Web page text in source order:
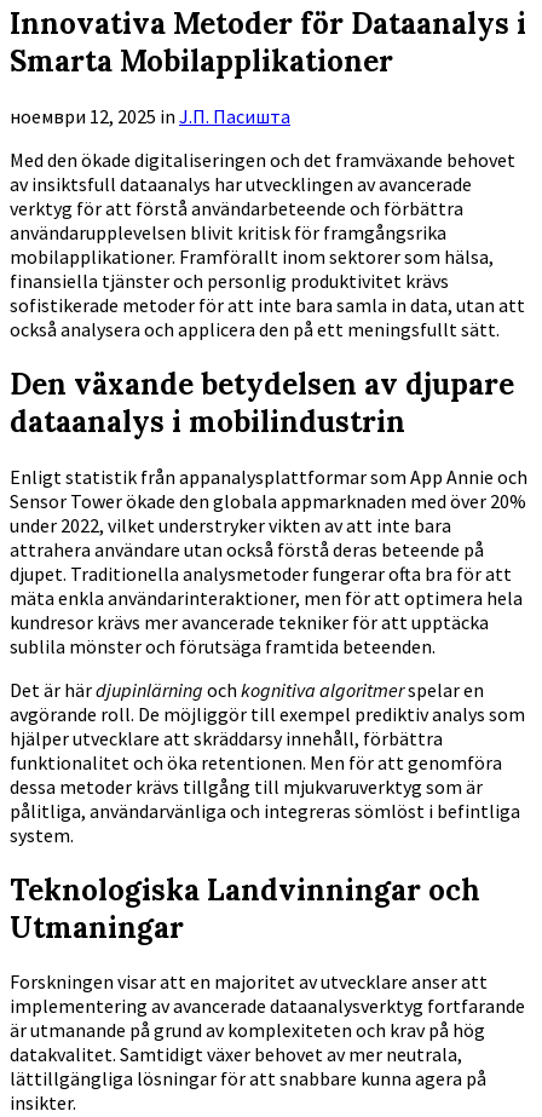
Innovativa Metoder för Dataanalys i
Smarta Mobilapplikationer
ноември 12, 2025 in Ј.П. Пасишта
Med den ökade digitaliseringen och det framväxande behovet
av insiktsfull dataanalys har utvecklingen av avancerade
verktyg för att förstå användarbeteende och förbättra
användarupplevelsen blivit kritisk för framgångsrika
mobilapplikationer. Framförallt inom sektorer som hälsa,
finansiella tjänster och personlig produktivitet krävs
sofistikerade metoder för att inte bara samla in data, utan att
också analysera och applicera den på ett meningsfullt sätt.
Den växande betydelsen av djupare
dataanalys i mobilindustrin
Enligt statistik från appanalysplattformar som App Annie och
Sensor Tower ökade den globala appmarknaden med över 20%
under 2022, vilket understryker vikten av att inte bara
attrahera användare utan också förstå deras beteende på
djupet. Traditionella analysmetoder fungerar ofta bra för att
mäta enkla användarinteraktioner, men för att optimera hela
kundresor krävs mer avancerade tekniker för att upptäcka
sublila mönster och förutsäga framtida beteenden.
Det är härdjupinlärning och kognitiva algoritmerspelar en
avgörande roll. De möjliggör till exempel prediktiv analys som
hjälper utvecklare att skräddarsy innehåll, förbättra
funktionalitet och öka retentionen. Men för att genomföra
dessa metoder krävs tillgång till mjukvaruverktyg som är
pålitliga, användarvänliga och integreras sömlöst i befintliga
system.
Teknologiska Landvinningar och
Utmaningar
Forskningen visar att en majoritet av utvecklare anser att
implementering av avancerade dataanalysverktyg fortfarande
är utmanande på grund av komplexiteten och krav på hög
datakvalitet. Samtidigt växer behovet av mer neutrala,
lättillgängliga lösningar för att snabbare kunna agera på
insikter.